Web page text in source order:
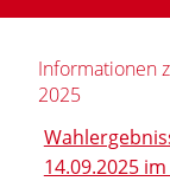
Informationen
2025
14.09.2025